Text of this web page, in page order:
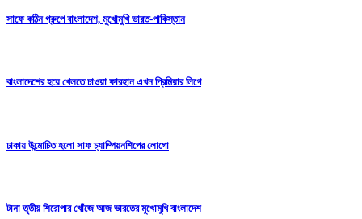
সাফে কঠিন গ্রুপে বাংলাদেশ, মুখোমুখি ভারত-পাকিস্তান
বাংলাদেশের হয়ে খেলতে চাওয়া ফারহান এখন প্রিমিয়ার লিগে
ঢাকায় উন্মোচিত হলো সাফ চ্যাম্পিয়নশিপের লোগো
টানা তৃতীয় শিরোপার খোঁজে আজ ভারতের মুখোমুখি বাংলাদেশ